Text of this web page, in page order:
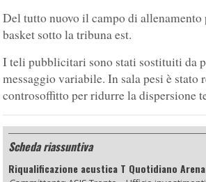
Del tutto nuovo il campo di
basket sotto la tribuna est.
I teli pubblicitari sono stati sostituiti da
messaggio variabile. In sala pesi è stato
controsoffitto per ridurre la dispersione
Scheda riassuntiva
Riqualificazione acustica T Quotidiano